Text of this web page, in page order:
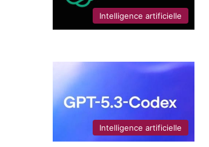
Intelligence artificielle
Intelligence artificielle